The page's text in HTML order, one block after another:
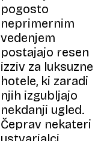
pogosto
neprimernim
vedenjem
postajajo resen
izziv za luksuzne
hotele, ki zaradi
njih izgubljajo
nekdanji ugled.
Čeprav nekateri